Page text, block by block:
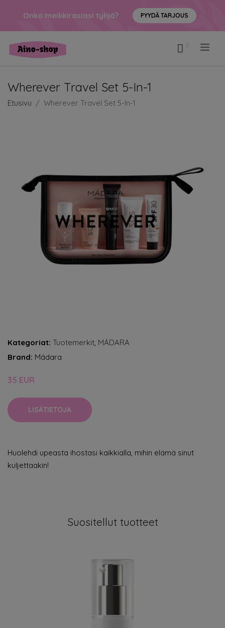
Onko meikkirasiasi tyhjä? PYYDÄ TARJOUS
Wherever Travel Set 5-In-1
Etusivu Wherever Travel Set 5-In-1
Kategoriat: Tuotemerkit, MÁDARA
Brand: Mádara
35 EUR
LISÄTIETOJA
Huolehdi upeasta ihostasi kaikkialla, mihin elämä sinut
kuljettaakin!
Suositellut tuotteet